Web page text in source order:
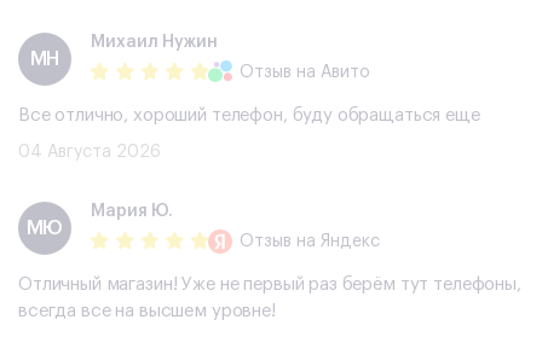
МН
Михаил Нужин
Отзыв на Авито
Все отлично, хороший телефон, буду обращаться еще
04 Августа 2026
МЮ
Мария Ю.
Отзыв на Яндекс
Отличный магазин! Уже не первый раз берём тут телефоны,
всегда все на высшем уровне!